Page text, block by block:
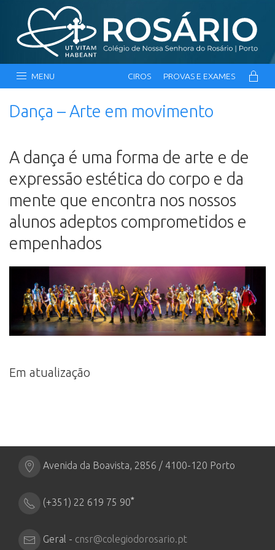
MENU CIROS PROVAS E EXAMES
Dança – Arte em movimento
A dança é uma forma de arte e de
expressão estética do corpo e da
mente que encontra nos nossos
alunos adeptos comprometidos e
empenhados
Em atualização
Avenida da Boavista, 2856 / 4100-120 Porto
(+351) 22 619 75 90*
Geral - cnsr@colegiodorosario.pt